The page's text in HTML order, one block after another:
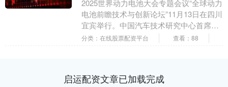
2025世界动力电池大会专题会议“全球动力
电池前瞻技术与创新论坛”11月13日在四川
宜宾举行。中国汽车技术研究中心首席科
学家王芳在论坛演讲中表示，当前需要明
分类：在线股票配资平台 查看：88
启运配资文章已加载完成